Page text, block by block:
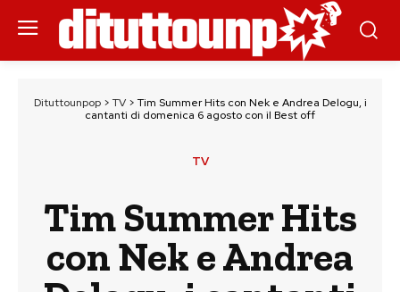
Dituttounpop> TV> Tim Summer Hits con Nek e Andrea Delogu, i
cantanti di domenica 6 agosto con il Best off
TV
Tim Summer Hits
con Nek e Andrea